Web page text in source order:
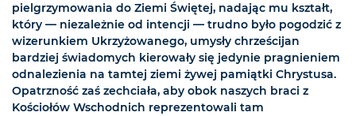
pielgrzymowania do Ziemi Świętej, nadając mu kształt,
który — niezależnie od intencji — trudno było pogodzić z
wizerunkiem Ukrzyżowanego, umysły chrześcijan
bardziej świadomych kierowały się jedynie pragnieniem
odnalezienia na tamtej ziemi żywej pamiątki Chrystusa.
Opatrzność zaś zechciała, aby obok naszych braci z
Kościołów Wschodnich reprezentowali tam